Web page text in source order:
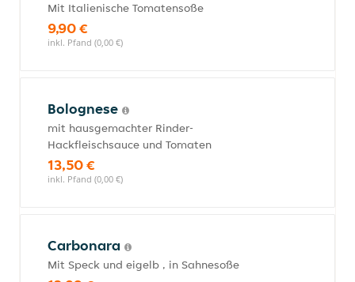
Mit Italienische Tomatensoße
9,90 €
inkl. Pfand (0,00 €)
Bolognese
mit hausgemachter Rinder-
Hackfleischsauce und Tomaten
13,50 €
inkl. Pfand (0,00 €)
Carbonara
Mit Speck und eigelb , in Sahnesoße